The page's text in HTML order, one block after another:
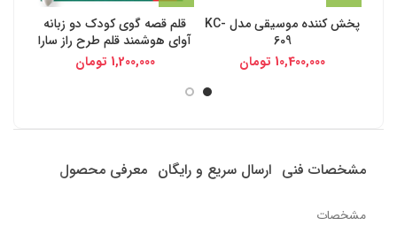
پخش کننده موسیقی مدل KC-
609
10,400,000 تومان
قلم قصه گوی کودک دو زبانه
آوای هوشمند قلم طرح راز سارا
1,200,000 تومان
مشخصات فنی ارسال سریع و رایگان معرفی محصول
مشخصات